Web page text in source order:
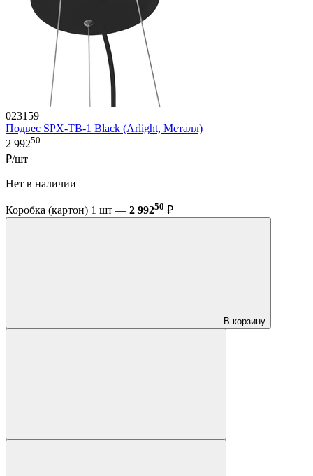
023159
Подвес SPX-TB-1 Black (Arlight, Металл)
2 99250
₽/шт
Нет в наличии
Коробка (картон) 1 шт — 2 99250 ₽
В корзину